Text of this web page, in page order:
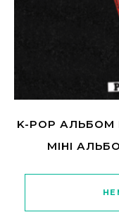
K-POP АЛЬБОМ
МІНІ